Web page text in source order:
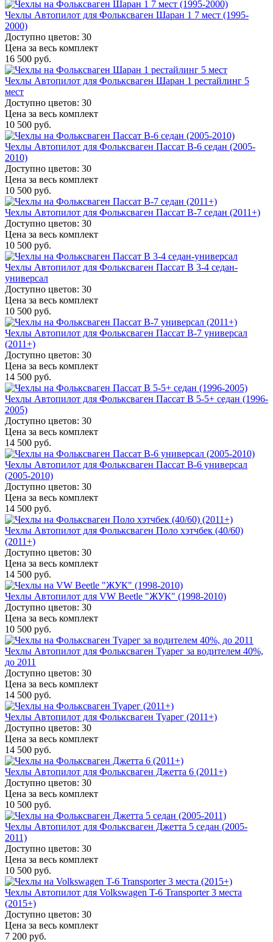
Чехлы Автопилот для Фольксваген Шаран 1 7 мест (1995-
2000)
Доступно цветов: 30
Цена за весь комплект
16 500 руб.
Чехлы Автопилот для Фольксваген Шаран 1 рестайлинг 5
мест
Доступно цветов: 30
Цена за весь комплект
10 500 руб.
Чехлы Автопилот для Фольксваген Пассат B-6 седан (2005-
2010)
Доступно цветов: 30
Цена за весь комплект
10 500 руб.
Чехлы Автопилот для Фольксваген Пассат B-7 седан (2011+)
Доступно цветов: 30
Цена за весь комплект
10 500 руб.
Чехлы Автопилот для Фольксваген Пассат B 3-4 седан-
универсал
Доступно цветов: 30
Цена за весь комплект
10 500 руб.
Чехлы Автопилот для Фольксваген Пассат B-7 универсал
(2011+)
Доступно цветов: 30
Цена за весь комплект
14 500 руб.
Чехлы Автопилот для Фольксваген Пассат B 5-5+ седан (1996-
2005)
Доступно цветов: 30
Цена за весь комплект
14 500 руб.
Чехлы Автопилот для Фольксваген Пассат B-6 универсал
(2005-2010)
Доступно цветов: 30
Цена за весь комплект
14 500 руб.
Чехлы Автопилот для Фольксваген Поло хэтчбек (40/60)
(2011+)
Доступно цветов: 30
Цена за весь комплект
14 500 руб.
Чехлы Автопилот для VW Beetle "ЖУК" (1998-2010)
Доступно цветов: 30
Цена за весь комплект
10 500 руб.
Чехлы Автопилот для Фольксваген Туарег за водителем 40%,
до 2011
Доступно цветов: 30
Цена за весь комплект
14 500 руб.
Чехлы Автопилот для Фольксваген Туарег (2011+)
Доступно цветов: 30
Цена за весь комплект
14 500 руб.
Чехлы Автопилот для Фольксваген Джетта 6 (2011+)
Доступно цветов: 30
Цена за весь комплект
10 500 руб.
Чехлы Автопилот для Фольксваген Джетта 5 седан (2005-
2011)
Доступно цветов: 30
Цена за весь комплект
10 500 руб.
Чехлы Автопилот для Volkswagen T-6 Transporter 3 места
(2015+)
Доступно цветов: 30
Цена за весь комплект
7 200 руб.